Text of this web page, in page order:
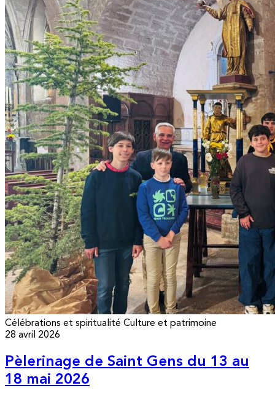
Célébrations et spiritualité Culture et patrimoine
28 avril 2026
Pèlerinage de Saint Gens du 13 au
18 mai 2026